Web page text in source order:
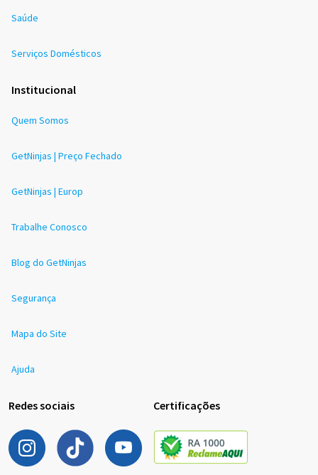
Saúde
Serviços Domésticos
Institucional
Quem Somos
GetNinjas | Preço Fechado
GetNinjas | Europ
Trabalhe Conosco
Blog do GetNinjas
Segurança
Mapa do Site
Ajuda
Redes sociais Certificações